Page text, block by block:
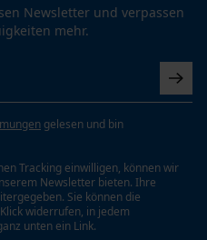
Newsletter und verpassen
mehr.
gelesen und bin
Tracking einwilligen, können wir
Newsletter bieten. Ihre
Sie können die
widerrufen, in jedem
unten ein Link.